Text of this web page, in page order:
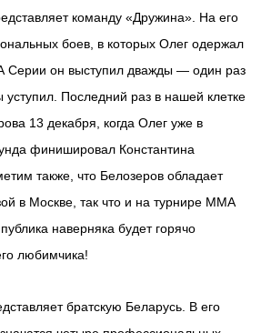
команду «Дружина». На его
боев, в которых Олег одержал
он выступил дважды — один раз
Последний раз в нашей клетке
13 декабря, когда Олег уже в
финишировал Константина
также, что Белозеров обладает
в Москве, так что и на турнире ММА
наверняка будет горячо
любимчика!
братскую Беларусь. В его